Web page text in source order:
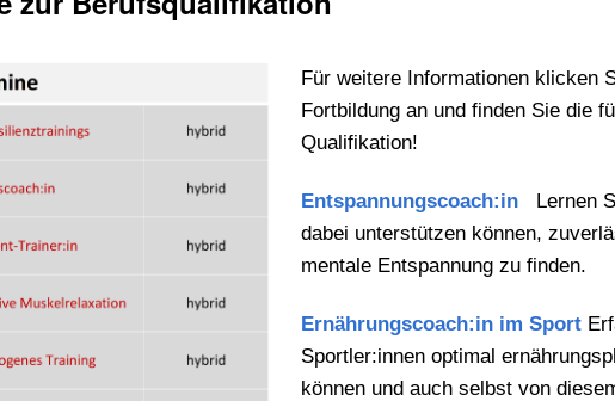
Für weitere Informationen klicken
Fortbildung an und finden Sie die
Qualifikation!
Entspannungscoach:inLernen
dabei unterstützen können,
mentale Entspannung zu finden.
Ernährungscoach:in im Sport
Sportler:innen optimal
können und auch selbst von